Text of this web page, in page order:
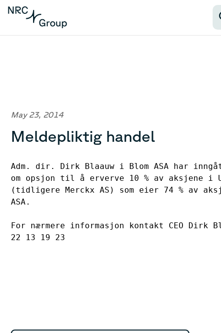
May 23, 2014
Meldepliktig handel
Adm. dir. Dirk Blaauw i Blom ASA har
om opsjon til å erverve 10 % av aksjene i
(tidligere Merckx AS) som eier 74 % av
ASA.
For nærmere informasjon kontakt CEO
22 13 19 23